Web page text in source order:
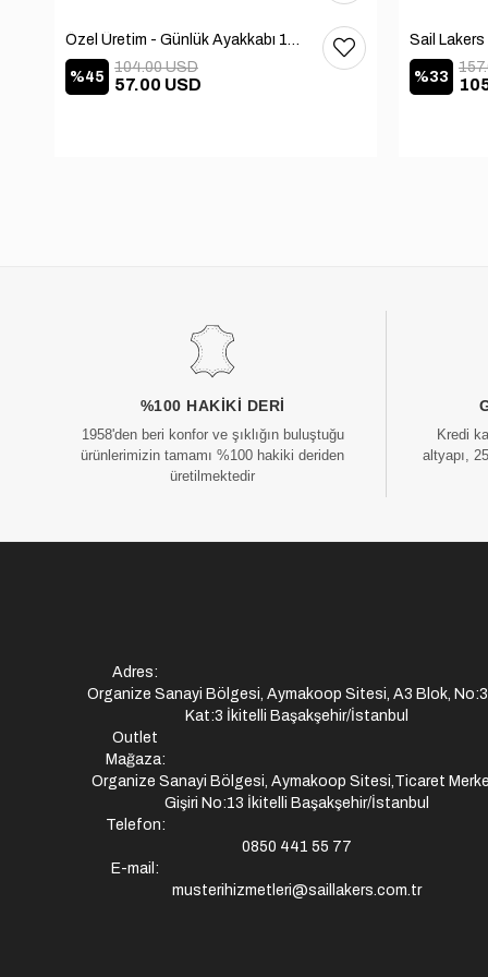
Özel Üretim - Günlük Ayakkabı 101-2630-11473
%45 57.00 USD
104.00 USD
%33
%100 HAKIKI DERI
1958'den beri konfor ve şıklığın buluştuğu
ürünlerimizin tamamı %100 hakiki deriden
üretilmektedir
Kredi
altyapı,
Adres:
Organize Sanayi Bölgesi, Aymakoop Sitesi, A3 Blok,
Kat:3 İkitelli Başakşehir/İstanbul
Outlet
Mağaza:
Organize Sanayi Bölgesi, Aymakoop Sitesi,Ticaret
Gişiri No:13 İkitelli Başakşehir/İstanbul
Telefon:
0850 441 55 77
E-mail:
musterihizmetleri@saillakers.com.tr